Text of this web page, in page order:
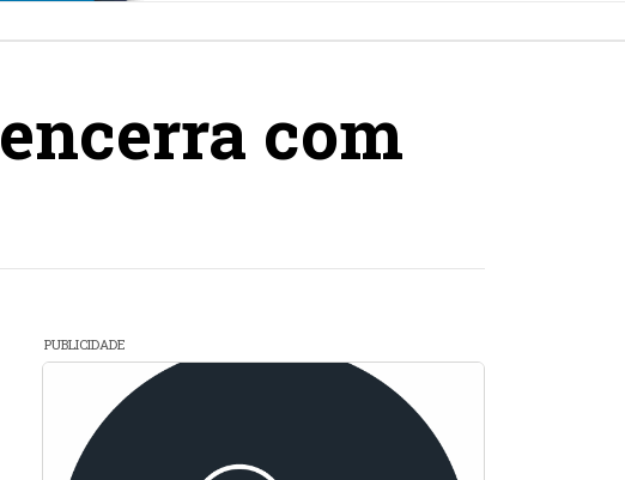
com
PUBLICIDADE